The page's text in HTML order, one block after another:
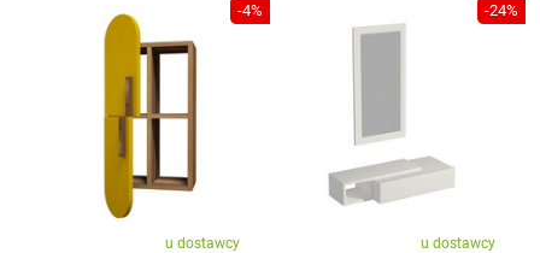
-4%
u dostawcy
-24%
u dostawcy